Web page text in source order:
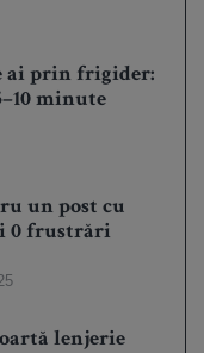
ai prin frigider:
minute
un post cu
0 frustrări
lenjerie